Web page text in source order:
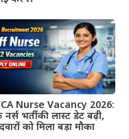
Nurse Vacancy 2026:
नर्स भर्ती की लास्ट डेट बढ़ी,
को मिला बड़ा मौका